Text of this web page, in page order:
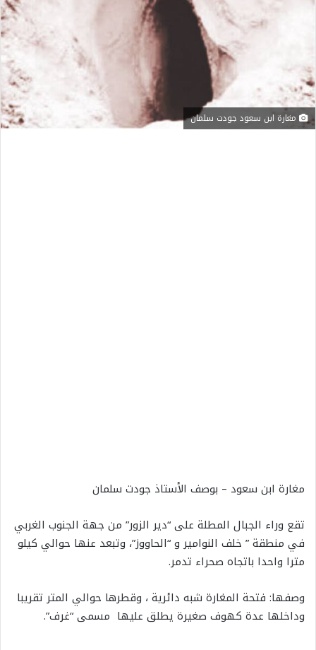
مغارة ابن سعود جودت سلمان
مغارة ابن سعود – بوصف الأستاذ جودت سلمان
تقع وراء الجبال المطلة على “دير الزور” من جهة الجنوب الغربي
في منطقة ” خلف النوامير و “الحاووز”، وتبعد عنها حوالي كيلو
مترا واحدا باتجاه صحراء تدمر.
وصفها: فتحة المغارة شبه دائرية ، وقطرها حوالي المتر تقريبا
وداخلها عدة كهوف صغيرة يطلق عليها مسمى “غرف”.